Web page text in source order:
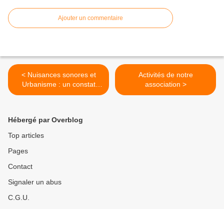
Ajouter un commentaire
< Nuisances sonores et
Urbanisme : un constat
accablant
Activités de notre
association >
Hébergé par Overblog
Top articles
Pages
Contact
Signaler un abus
C.G.U.